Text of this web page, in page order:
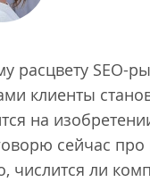
расцвету SEO-
клиенты
на
сейчас
числится ли